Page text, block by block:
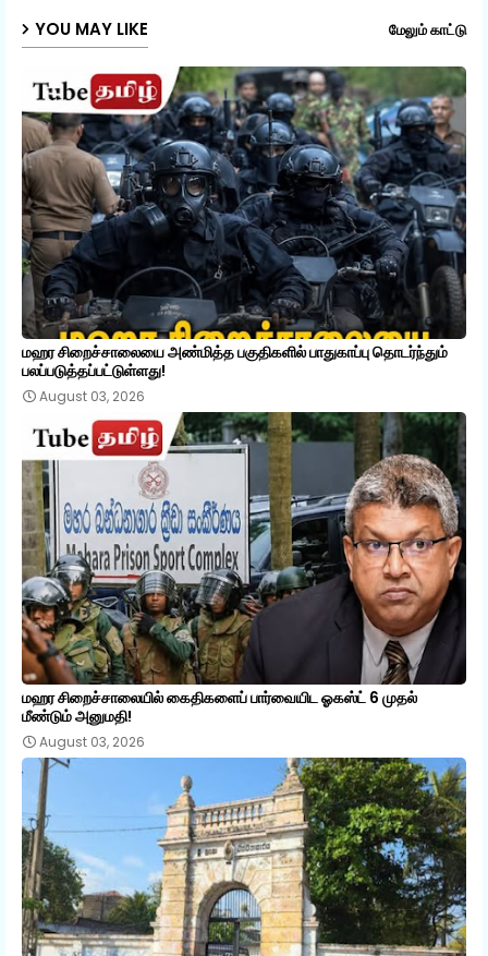
YOU MAY LIKE மேலும் காட்டு
மஹர சிறைச்சாலையை அண்மித்த பகுதிகளில் பாதுகாப்பு தொடர்ந்தும்
பலப்படுத்தப்பட்டுள்ளது!
August 03, 2026
மஹர சிறைச்சாலையில் கைதிகளைப் பார்வையிட ஓகஸ்ட் 6 முதல்
மீண்டும் அனுமதி!
August 03, 2026